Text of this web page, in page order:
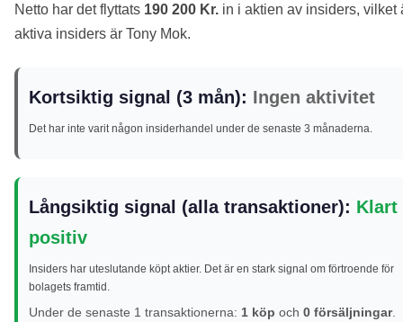
Netto har det flyttats 190 200 Kr. in i aktien av insiders,
aktiva insiders är Tony Mok.
Kortsiktig signal (3 mån): Ingen aktivitet
Det har inte varit någon insiderhandel under de senaste 3 månaderna.
Långsiktig signal (alla transaktioner): Klart
positiv
Insiders har uteslutande köpt aktier. Det är en stark signal om förtroende för
bolagets framtid.
Under de senaste 1 transaktionerna: 1 köp och 0 försäljningar.